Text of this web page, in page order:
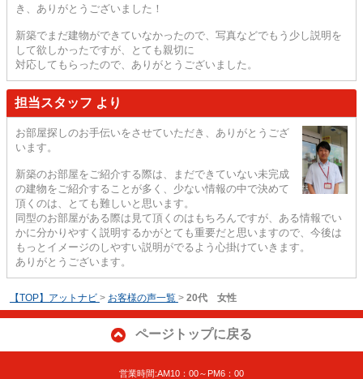
き、ありがとうございました！
新築でまだ建物ができていなかったので、写真などでもう少し説明を
して欲しかったですが、とても親切に
対応してもらったので、ありがとうございました。
担当スタッフ より
お部屋探しのお手伝いをさせていただき、ありがとうござ
います。
新築のお部屋をご紹介する際は、まだできていない未完成
の建物をご紹介することが多く、少ない情報の中で決めて
頂くのは、とても難しいと思います。
同型のお部屋がある際は見て頂くのはもちろんですが、ある情報でい
かに分かりやすく説明するかがとても重要だと思いますので、今後は
もっとイメージのしやすい説明がでるよう心掛けていきます。
ありがとうございます。
【TOP】アットナビ > お客様の声一覧 > 20代 女性
ページトップに戻る
営業時間:AM10：00～PM6：00